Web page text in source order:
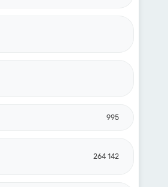
995
264 142